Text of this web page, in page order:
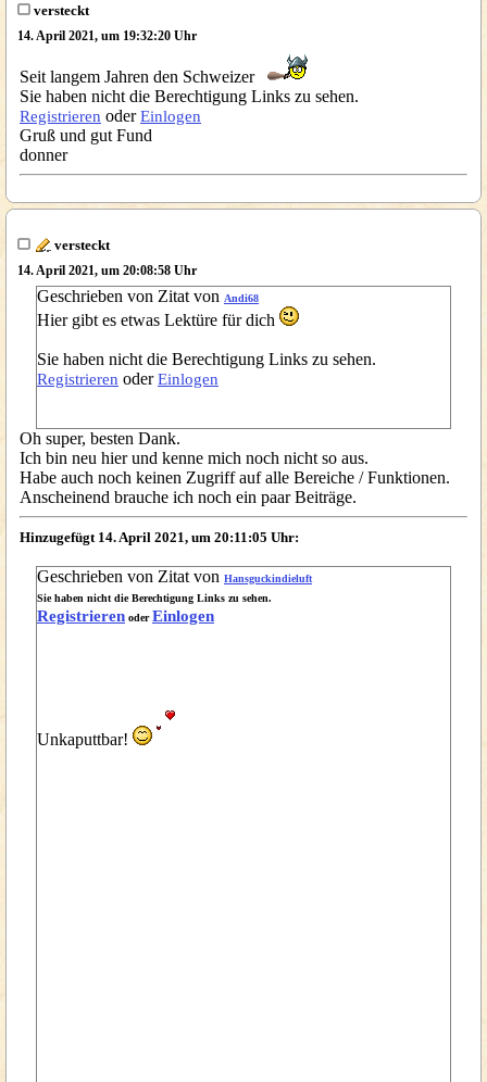
versteckt
14. April 2021, um 19:32:20 Uhr
Seit langem Jahren den Schweizer
Sie haben nicht die Berechtigung Links zu sehen.
Registrieren oderEinlogen
Gruß und gut Fund
donner
versteckt
14. April 2021, um 20:08:58 Uhr
Geschrieben von Zitat von Andi68
Hier gibt es etwas Lektüre für dich
Sie haben nicht die Berechtigung Links zu sehen.
Registrieren oderEinlogen
Oh super, besten Dank.
Ich bin neu hier und kenne mich noch nicht so aus.
Habe auch noch keinen Zugriff auf alle Bereiche / Funktionen.
Anscheinend brauche ich noch ein paar Beiträge.
Hinzugefügt 14. April 2021, um 20:11:05 Uhr:
Geschrieben von Zitat von Hansguckindieluft
Sie haben nicht die Berechtigung Links zu sehen.
Registrieren oderEinlogen
Unkaputtbar!